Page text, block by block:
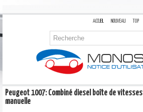
ACCUEIL NOUVEAU TOP
Peugeot 1007: Combiné diesel boîte de vitesses
manuelle